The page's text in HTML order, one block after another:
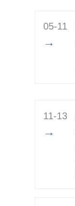
05-11
→
11-13
→